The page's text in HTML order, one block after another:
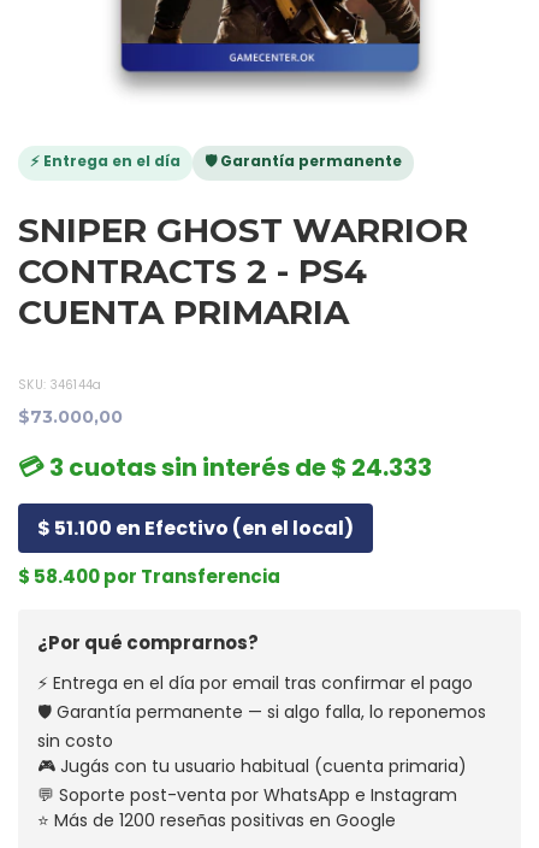
⚡ Entrega en el día 🛡️ Garantía permanente
SNIPER GHOST WARRIOR
CONTRACTS 2 - PS4
CUENTA PRIMARIA
SKU: 346144a
$73.000,00
💳 3 cuotas sin interés de $ 24.333
$ 51.100 en Efectivo (en el local)
$ 58.400 por Transferencia
¿Por qué comprarnos?
⚡ Entrega en el día por email tras confirmar el pago
🛡️ Garantía permanente — si algo falla, lo reponemos
sin costo
🎮 Jugás con tu usuario habitual (cuenta primaria)
💬 Soporte post-venta por WhatsApp e Instagram
⭐ Más de 1200 reseñas positivas en Google